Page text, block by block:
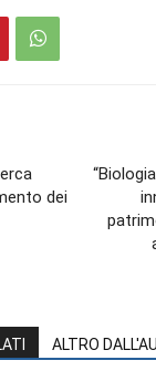
dei
ALTRO